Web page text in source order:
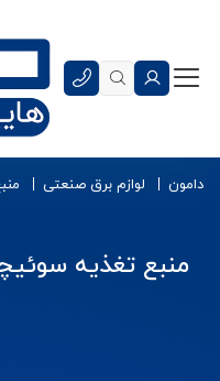
دامون لوازم برق صنعتی
منبع تغذیه